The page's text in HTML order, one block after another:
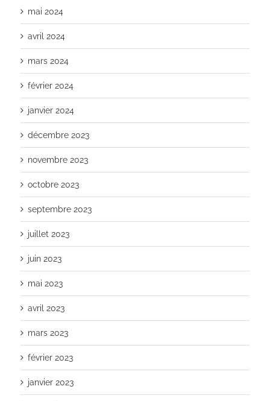
mai 2024
avril 2024
mars 2024
février 2024
janvier 2024
décembre 2023
novembre 2023
octobre 2023
septembre 2023
juillet 2023
juin 2023
mai 2023
avril 2023
mars 2023
février 2023
janvier 2023